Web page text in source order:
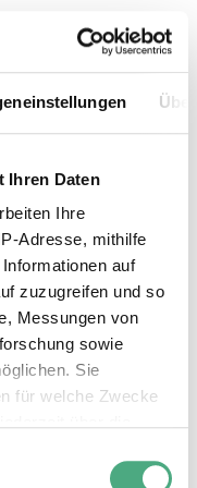
Ihren Daten
Ihre
Adresse, mithilfe
auf
zuzugreifen und so
Messungen von
sowie
Sie
für welche Zwecke
Hütte mit
Hütte | Karl
©